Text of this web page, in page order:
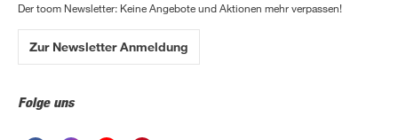
Der toom Newsletter: Keine Angebote und Aktionen mehr verpassen!
Zur Newsletter Anmeldung
Folge uns